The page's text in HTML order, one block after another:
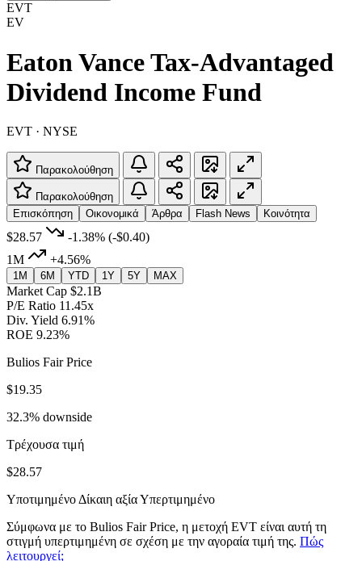
EVT
EV
Eaton Vance Tax-Advantaged
Dividend Income Fund
EVT · NYSE
Παρακολούθηση
Παρακολούθηση
Επισκόπηση
Οικονομικά Άρθρα Flash News Κοινότητα
$28.57 -1.38% (-$0.40)
1M
+4.56%
1M 6M YTD 1Y 5Y MAX
Market Cap $2.1B
P/E Ratio 11.45x
Div. Yield 6.91%
ROE 9.23%
Bulios Fair Price
$19.35
32.3% downside
Τρέχουσα τιμή
$28.57
Υποτιμημένο Δίκαιη αξίαΥπερτιμημένο
Σύμφωνα με το Bulios Fair Price, η μετοχή EVT είναι αυτή τη
στιγμή υπερτιμημένη σε σχέση με την αγοραία τιμή της. Πώς
λειτουργεί;